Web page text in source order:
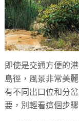
即使是交通方便的
島徑，風景非常美
有不同出口位和分
要，別輕看這個步驟